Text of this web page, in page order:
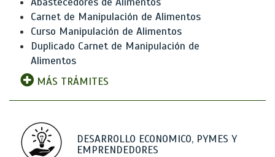
Carnet de Manipulación de Alimentos
Curso Manipulación de Alimentos
Duplicado Carnet de Manipulación de
Alimentos
MÁS TRÁMITES
DESARROLLO ECONOMICO, PYMES Y
EMPRENDEDORES